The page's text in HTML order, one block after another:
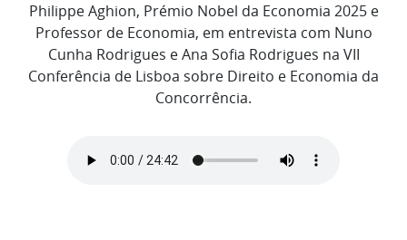
Philippe Aghion, Prémio Nobel da Economia 2025 e
Professor de Economia, em entrevista com Nuno
Cunha Rodrigues e Ana Sofia Rodrigues na VII
Conferência de Lisboa sobre Direito e Economia da
Concorrência.